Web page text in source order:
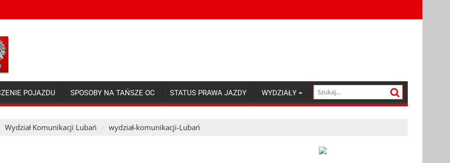
POJAZDU SPOSOBY NA TAŃSZE OC STATUS PRAWA JAZDY WYDZIAŁY
Wydział Komunikacji Lubań wydział-komunikacji-Lubań